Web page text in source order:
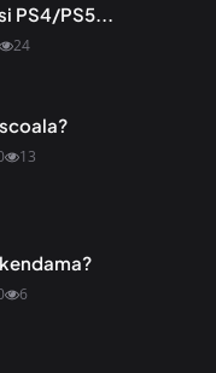
PS4/PS5...
24
13
6